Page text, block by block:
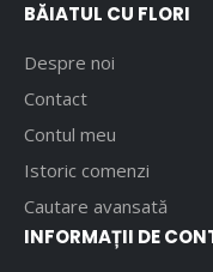
BĂIATUL CU FLORI
Despre noi
Contact
Contul meu
Istoric comenzi
Cautare avansată
INFORMAȚII DE